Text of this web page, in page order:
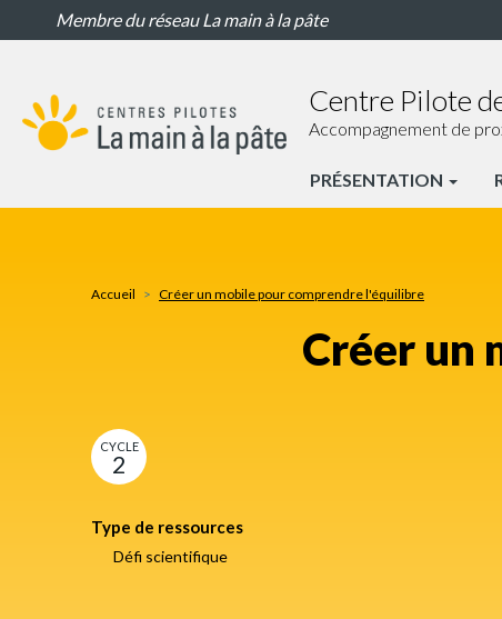
comprendre
l'équilibre
Membre du réseau La main à la pâte
Centre Pilote
Accompagnement de
CP
Nav
principale
PRÉSENTATION
Accueil Créer un mobile pour comprendre l'équilibre
Créer un
CYCLE
2
Type de ressources
Défi scientifique